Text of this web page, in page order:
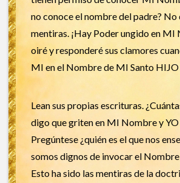
no conoce el nombre del padre? No
mentiras. ¡Hay Poder ungido en MI
oiré y responderé sus clamores
MI en el Nombre de MI Santo
Lean sus propias escrituras.
digo que griten en MI Nombre y
Pregúntese ¿quién es el que nos
somos dignos de invocar el
Esto ha sido las mentiras de la